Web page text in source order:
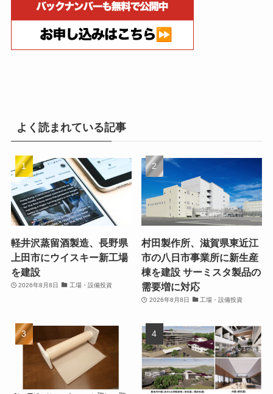
よく読まれている記事
軽井沢蒸留酒製造、長野県
上田市にウイスキー新工場
を建設
2026年8月8日 工場・設備投資
村田製作所、滋賀県東近江
市の八日市事業所に新生産
棟を建設 サーミスタ製品の
需要増に対応
2026年8月8日 工場・設備投資